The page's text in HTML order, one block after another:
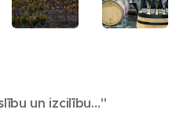
un izcilību…"